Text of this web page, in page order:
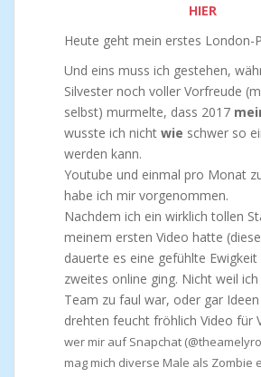
HIER
Heute geht mein erstes London-
Und eins muss ich gestehen,
Silvester noch voller Vorfreude
selbst) murmelte, dass 2017
wusste ich nicht wie schwer so
werden kann.
Youtube und einmal pro Monat
habe ich mir vorgenommen.
Nachdem ich ein wirklich tollen
meinem ersten Video hatte
dauerte es eine gefühlte Ewigkeit
zweites online ging. Nicht weil
Team zu faul war, oder gar
drehten feucht fröhlich Video für
wer mir auf Snapchat
mag mich diverse Male als Zombie